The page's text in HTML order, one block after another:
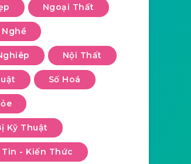
Ngoại Thất
Nội Thất
Số Hoá
Kỹ Thuật
- Kiến Thức